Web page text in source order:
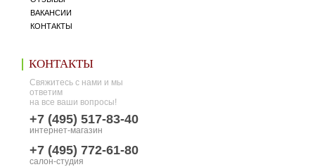
ВАКАНСИИ
КОНТАКТЫ
КОНТАКТЫ
Свяжитесь с нами и мы
ответим
на все ваши вопросы!
+7 (495) 517-83-40
интернет-магазин
+7 (495) 772-61-80
салон-студия